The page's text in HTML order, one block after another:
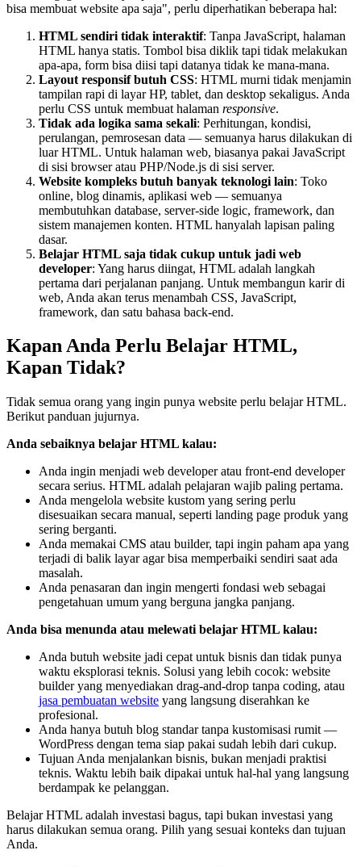
bisa membuat website apa saja", perlu diperhatikan beberapa hal:
HTML sendiri tidak interaktif: Tanpa JavaScript, halaman
HTML hanya statis. Tombol bisa diklik tapi tidak melakukan
apa-apa, form bisa diisi tapi datanya tidak ke mana-mana.
Layout responsif butuh CSS: HTML murni tidak menjamin
tampilan rapi di layar HP, tablet, dan desktop sekaligus. Anda
perlu CSS untuk membuat halaman responsive.
Tidak ada logika sama sekali: Perhitungan, kondisi,
perulangan, pemrosesan data — semuanya harus dilakukan di
luar HTML. Untuk halaman web, biasanya pakai JavaScript
di sisi browser atau PHP/Node.js di sisi server.
Website kompleks butuh banyak teknologi lain: Toko
online, blog dinamis, aplikasi web — semuanya
membutuhkan database, server-side logic, framework, dan
sistem manajemen konten. HTML hanyalah lapisan paling
dasar.
Belajar HTML saja tidak cukup untuk jadi web
developer: Yang harus diingat, HTML adalah langkah
pertama dari perjalanan panjang. Untuk membangun karir di
web, Anda akan terus menambah CSS, JavaScript,
framework, dan satu bahasa back-end.
Kapan Anda Perlu Belajar HTML,
Kapan Tidak?
Tidak semua orang yang ingin punya website perlu belajar HTML.
Berikut panduan jujurnya.
Anda sebaiknya belajar HTML kalau:
Anda ingin menjadi web developer atau front-end developer
secara serius. HTML adalah pelajaran wajib paling pertama.
Anda mengelola website kustom yang sering perlu
disesuaikan secara manual, seperti landing page produk yang
sering berganti.
Anda memakai CMS atau builder, tapi ingin paham apa yang
terjadi di balik layar agar bisa memperbaiki sendiri saat ada
masalah.
Anda penasaran dan ingin mengerti fondasi web sebagai
pengetahuan umum yang berguna jangka panjang.
Anda bisa menunda atau melewati belajar HTML kalau:
Anda butuh website jadi cepat untuk bisnis dan tidak punya
waktu eksplorasi teknis. Solusi yang lebih cocok: website
builder yang menyediakan drag-and-drop tanpa coding, atau
jasa pembuatan website yang langsung diserahkan ke
profesional.
Anda hanya butuh blog standar tanpa kustomisasi rumit —
WordPress dengan tema siap pakai sudah lebih dari cukup.
Tujuan Anda menjalankan bisnis, bukan menjadi praktisi
teknis. Waktu lebih baik dipakai untuk hal-hal yang langsung
berdampak ke pelanggan.
Belajar HTML adalah investasi bagus, tapi bukan investasi yang
harus dilakukan semua orang. Pilih yang sesuai konteks dan tujuan
Anda.